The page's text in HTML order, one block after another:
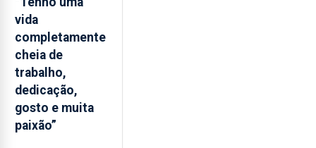
Flores
apresenta
um
“decréscimo
significativo”
da
CPUE
entre
vida
completamente
cheia de
trabalho,
dedicação,
gosto e muita
paixão”